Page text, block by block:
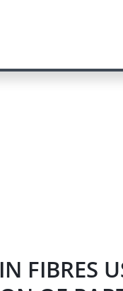
FIBRES